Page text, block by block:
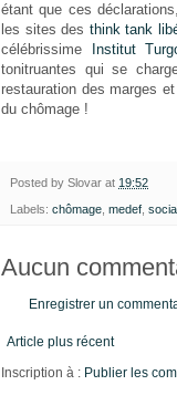
étant que ces
les sites des think tank
célébrissime
Institut
tonitruantes qui se
restauration des marges
du chômage !
Posted by Slovar at 19:52
Labels: chômage, medef, social
Aucun
Enregistrer un
Article plus récent
Inscription à : Publier les